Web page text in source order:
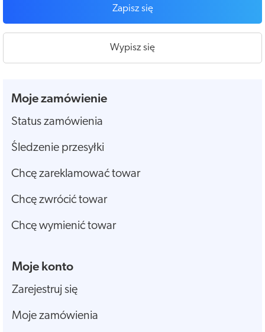
Zapisz się
Wypisz się
Moje zamówienie
Status zamówienia
Śledzenie przesyłki
Chcę zareklamować towar
Chcę zwrócić towar
Chcę wymienić towar
Moje konto
Zarejestruj się
Moje zamówienia